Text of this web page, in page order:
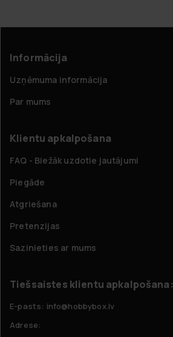
Informācija
Uzņēmuma informācija
Par mums
Klientu apkalpošana
FAQ - Biežāk uzdotie jautājumi
Piegāde
Atgriešana
Pretenzijas
Sazinieties ar mums
Tiešsaistes klientu apkalpošana:
E-pasts: info@hobbybox.lv
Adrese: